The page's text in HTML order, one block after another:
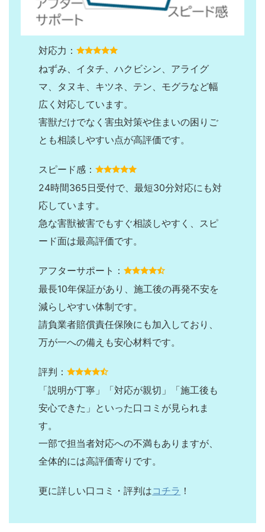
対応力：
ねずみ、イタチ、ハクビシン、アライグ
マ、タヌキ、キツネ、テン、モグラなど幅
広く対応しています。
害獣だけでなく害虫対策や住まいの困りご
とも相談しやすい点が高評価です。
スピード感：
24時間365日受付で、最短30分対応にも対
応しています。
急な害獣被害でもすぐ相談しやすく、スピ
ード面は最高評価です。
アフターサポート：
最長10年保証があり、施工後の再発不安を
減らしやすい体制です。
請負業者賠償責任保険にも加入しており、
万が一への備えも安心材料です。
評判：
「説明が丁寧」「対応が親切」「施工後も
安心できた」といった口コミが見られま
す。
一部で担当者対応への不満もありますが、
全体的には高評価寄りです。
更に詳しい口コミ・評判はコチラ ！